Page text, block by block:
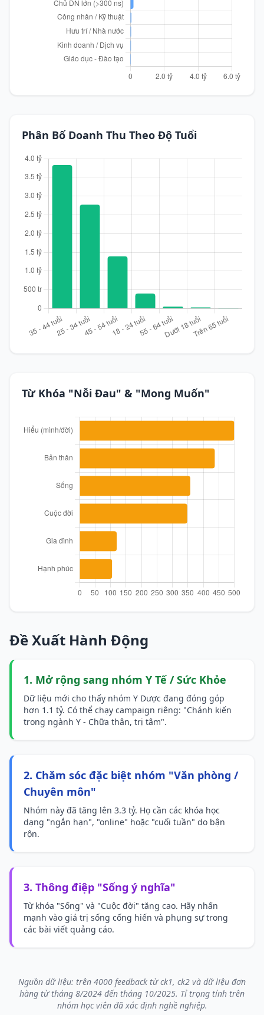
Phân Bố Doanh Thu Theo Độ Tuổi
Từ Khóa "Nỗi Đau" & "Mong Muốn"
Đề Xuất Hành Động
1. Mở rộng sang nhóm Y Tế / Sức Khỏe
Dữ liệu mới cho thấy nhóm Y Dược đang đóng góp
hơn 1.1 tỷ. Có thể chạy campaign riêng: "Chánh kiến
trong ngành Y - Chữa thân, trị tâm".
2. Chăm sóc đặc biệt nhóm "Văn phòng /
Chuyên môn"
Nhóm này đã tăng lên 3.3 tỷ. Họ cần các khóa học
dạng "ngắn hạn", "online" hoặc "cuối tuần" do bận
rộn.
3. Thông điệp "Sống ý nghĩa"
Từ khóa "Sống" và "Cuộc đời" tăng cao. Hãy nhấn
mạnh vào giá trị sống cống hiến và phụng sự trong
các bài viết quảng cáo.
Nguồn dữ liệu: trên 4000 feedback từ ck1, ck2 và dữ liệu đơn
hàng từ tháng 8/2024 đến tháng 10/2025. Tỉ trọng tính trên
nhóm học viên đã xác định nghề nghiệp.